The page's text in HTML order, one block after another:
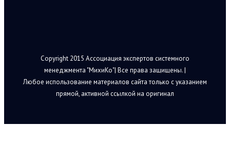
Copyright 2015 Ассоциация экспертов системного
менеджмента "МихиКо"| Все права защищены. |
Любое использование материалов сайта только с указанием
прямой, активной ссылкой на оригинал